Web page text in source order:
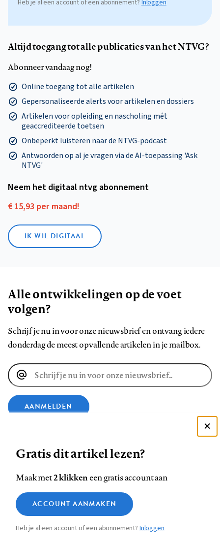
Heb je al een account of een abonnement?Inloggen
Altijd toegang tot alle publicaties van het NTVG?
Abonneer vandaag nog!
Online toegang tot alle artikelen
Gepersonaliseerde alerts voor artikelen en dossiers
Artikelen voor opleiding en nascholing mét
geaccrediteerde toetsen
Onbeperkt luisteren naar de NTVG-podcast
Antwoorden op al je vragen via de AI-toepassing 'Ask
NTVG'
Neem het digitaal ntvg abonnement
€ 15,93 per maand!
IK WIL DIGITAAL
Alle ontwikkelingen op de voet
volgen?
Schrijf je nu in voor onze nieuwsbrief en ontvang iedere
donderdag de meest opvallende artikelen in je mailbox.
E-
mailadres
AANMELDEN
op
Facebook
op
LinkedIn
op
Bluesky
ons
op
InstagramYouTube
Footer
Contact Colofon Disclaimer Privacy
Medische vragen verdienen
betrouwbare antwoorden
Zie onze cookie policy
Analytische cookies
Marketing cookies
Gratis dit artikel lezen?
Maak met2 klikkeneen gratis account aan
ACCOUNT AANMAKEN
Heb je al een account of een abonnement?Inloggen